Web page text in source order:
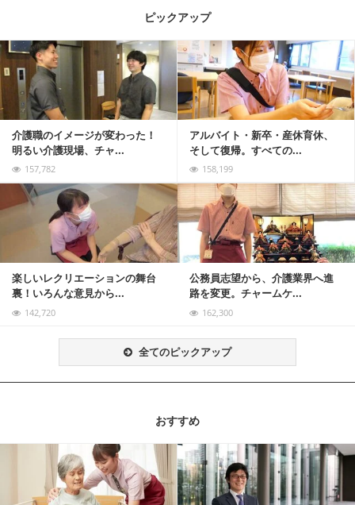
ピックアップ
介護職のイメージが変わった！
明るい介護現場、チャ...
157,782
アルバイト・新卒・産休育休、
そして復帰。すべての...
158,199
記事を読む
楽しいレクリエーションの舞台
裏！いろんな意見から...
142,720
公務員志望から、介護業界へ進
路を変更。チャームケ...
162,300
記事を読む
全てのピックアップ
おすすめ
記事を読む